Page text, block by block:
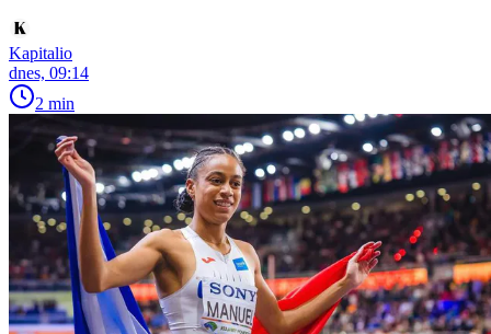
Kapitalio
dnes, 09:14
2 min